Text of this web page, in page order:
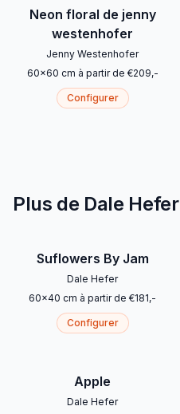
Neon floral de jenny
westenhofer
Jenny Westenhofer
60x60 cm à partir de €209,-
Configurer
Plus de Dale Hefer
Suflowers By Jam
Dale Hefer
60x40 cm à partir de €181,-
Configurer
Apple
Dale Hefer